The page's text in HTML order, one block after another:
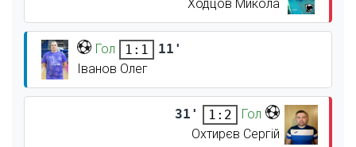
Ходцов Микола
Гол 1:1
11'
Іванов Олег
31' 1:2
Гол
Охтирєв Сергій